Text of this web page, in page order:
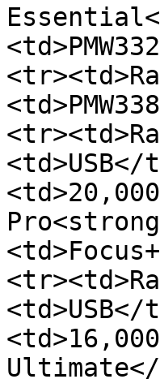
<td>USB</
Ultimate</